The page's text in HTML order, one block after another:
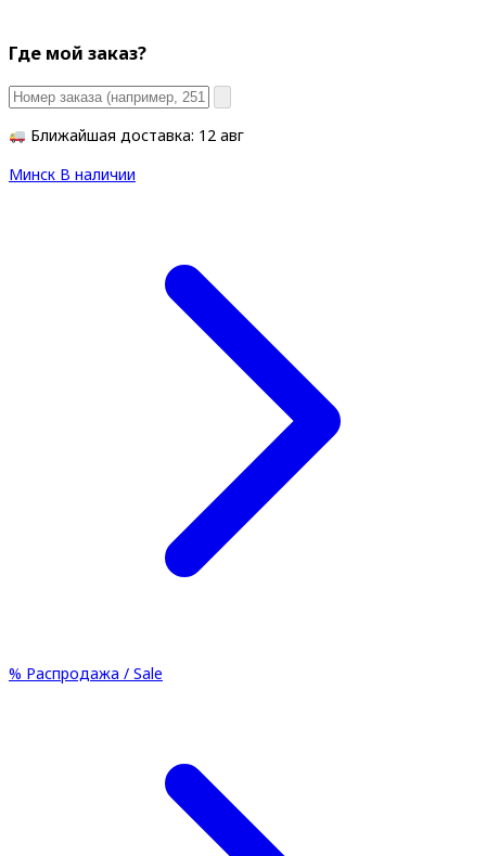
Где мой заказ?
Ближайшая доставка: 12 авг
Минск В наличии
% Распродажа / Sale